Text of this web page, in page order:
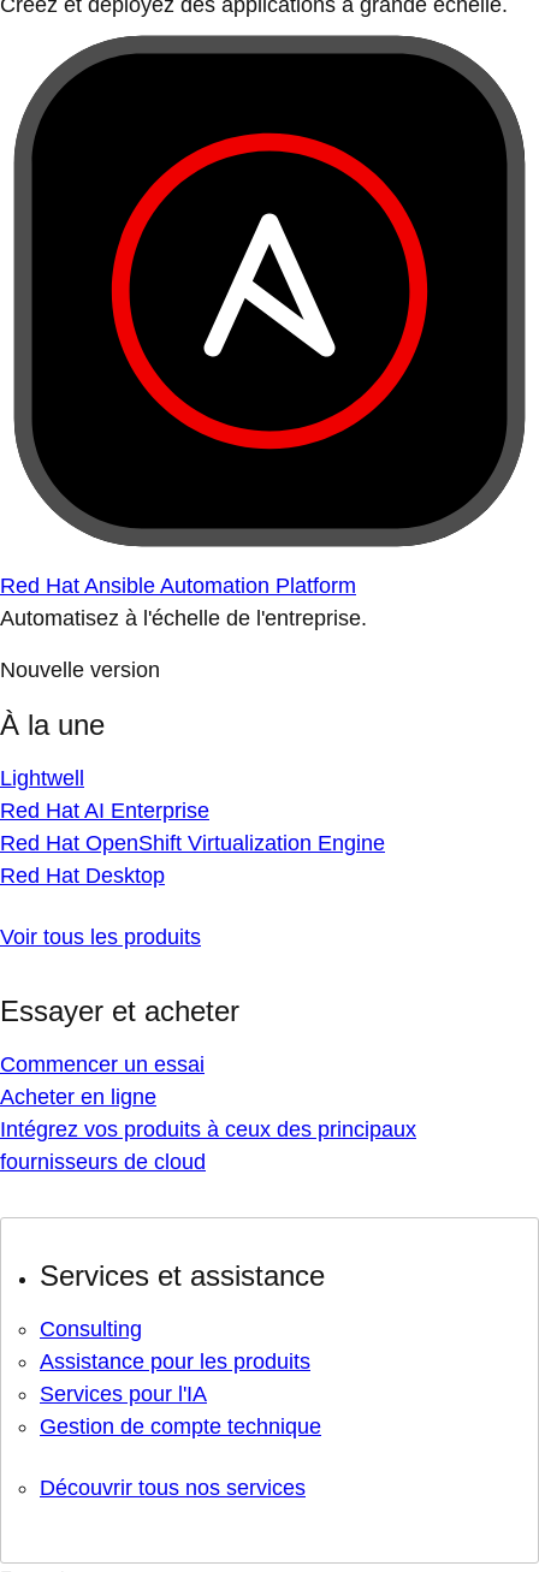
Créez et déployez des applications à grande échelle.
Red Hat Ansible Automation Platform
Automatisez à l'échelle de l'entreprise.
Nouvelle version
À la une
Lightwell
Red Hat AI Enterprise
Red Hat OpenShift Virtualization Engine
Red Hat Desktop
Voir tous les produits
Essayer et acheter
Commencer un essai
Acheter en ligne
Intégrez vos produits à ceux des principaux
fournisseurs de cloud
Services et assistance
Consulting
Assistance pour les produits
Services pour l'IA
Gestion de compte technique
Découvrir tous nos services